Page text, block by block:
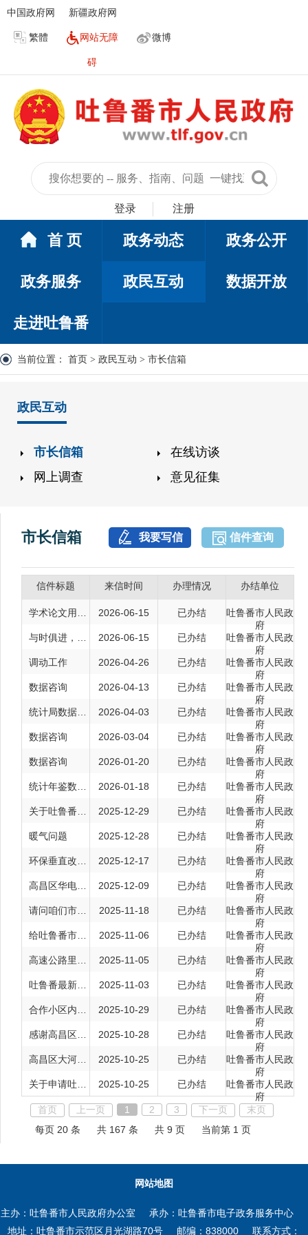
中国政府网 新疆政府网
繁體 网站无障
碍
微博
登录 注册
首 页 政务动态 政务公开
政务服务 政民互动 数据开放
走进吐鲁番
当前位置： 首页 > 政民互动 > 市长信箱
政民互动
市长信箱
在线访谈
网上调查
意见征集
市长信箱 信件查询
我要写信
信件标题 来信时间 办理情况 办结单位
2026-06-15 已办结
吐鲁番市人民政
府
2026-06-15 已办结
吐鲁番市人民政
府
调动工作
2026-04-26 已办结
吐鲁番市人民政
府
数据咨询
2026-04-13 已办结
吐鲁番市人民政
府
2026-04-03 已办结
吐鲁番市人民政
府
数据咨询
2026-03-04 已办结
吐鲁番市人民政
府
数据咨询
2026-01-20 已办结
吐鲁番市人民政
府
2026-01-18 已办结
吐鲁番市人民政
府
2025-12-29 已办结
吐鲁番市人民政
府
暖气问题
2025-12-28 已办结
吐鲁番市人民政
府
2025-12-17 已办结
吐鲁番市人民政
府
2025-12-09 已办结
吐鲁番市人民政
府
2025-11-18 已办结
吐鲁番市人民政
府
2025-11-06 已办结
吐鲁番市人民政
府
2025-11-05 已办结
吐鲁番市人民政
府
2025-11-03 已办结
吐鲁番市人民政
府
2025-10-29 已办结
吐鲁番市人民政
府
2025-10-28 已办结
吐鲁番市人民政
府
2025-10-25 已办结
吐鲁番市人民政
府
2025-10-25 已办结
吐鲁番市人民政
府
首页
上一页 1 2 3 下一页
末页
每页 20 条
共 167 条 共 9 页 当前第 1 页
网站地图
主办：吐鲁番市人民政府办公室
承办：吐鲁番市电子政务服务中心
地址：吐鲁番市示范区月光湖路70号
邮编：838000 联系方式：